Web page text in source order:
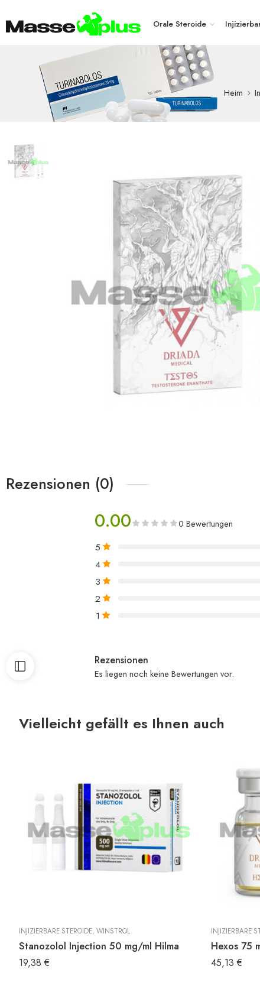
Orale Steroide
Heim
Rezensionen (0)
0.00 0 Bewertungen
5
4
3
2
1
Rezensionen
Es liegen noch keine Bewertungen vor.
Vielleicht gefällt es Ihnen auch
INJIZIERBARE STEROIDE, WINSTROL
Stanozolol Injection 50 mg/ml Hilma
19,38 €
INJIZIERBARE
Hexos 75
45,13 €